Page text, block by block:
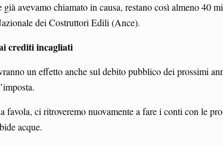
già avevamo chiamato in causa, restano così almeno
dei Costruttori Edili (Ance).
crediti incagliati
un effetto anche sul debito pubblico dei prossimi
favola, ci ritroveremo nuovamente a fare i conti con le
acque.